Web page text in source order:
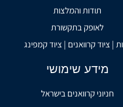
תודות והמלצות
לאופק בתקשורת
| ציוד קרוואנים | ציוד קמפינג
מידע שימושי
חניוני קרוואנים בישראל